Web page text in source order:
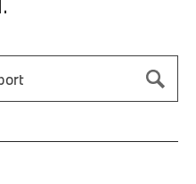
3 Serie M-Sport
enter om te zoeken